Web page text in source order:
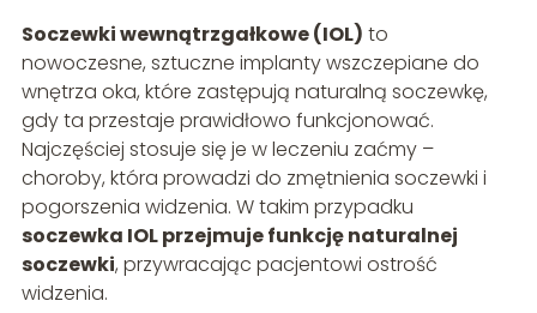
Soczewki wewnątrzgałkowe (IOL) to
nowoczesne, sztuczne implanty wszczepiane do
wnętrza oka, które zastępują naturalną soczewkę,
gdy ta przestaje prawidłowo funkcjonować.
Najczęściej stosuje się je w leczeniu zaćmy –
choroby, która prowadzi do zmętnienia soczewki i
pogorszenia widzenia. W takim przypadku
soczewka IOL przejmuje funkcję naturalnej
soczewki, przywracając pacjentowi ostrość
widzenia.